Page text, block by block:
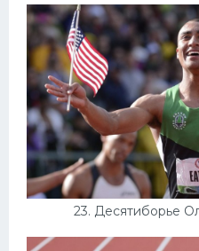
23. Десятиборье